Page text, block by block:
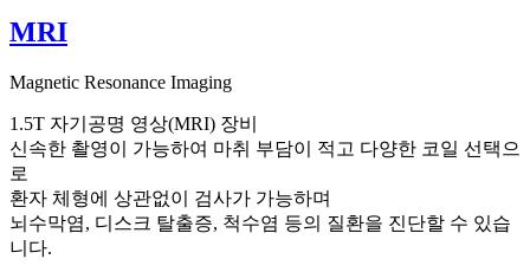
MRI
Magnetic Resonance Imaging
1.5T 자기공명 영상(MRI) 장비
신속한 촬영이 가능하여 마취 부담이 적고 다양한 코일 선택으
로
환자 체형에 상관없이 검사가 가능하며
뇌수막염, 디스크 탈출증, 척수염 등의 질환을 진단할 수 있습
니다.